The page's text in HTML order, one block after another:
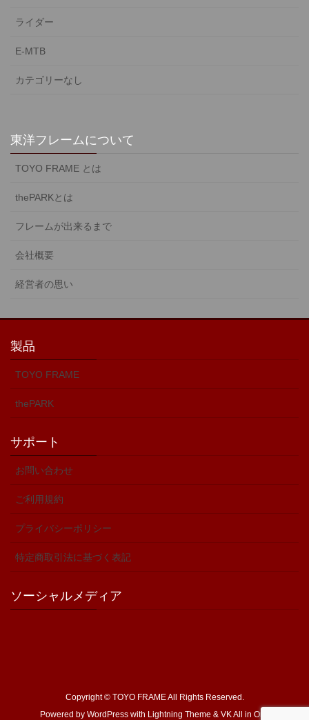
ライダー
E-MTB
カテゴリーなし
東洋フレームについて
TOYO FRAME とは
thePARKとは
フレームが出来るまで
会社概要
経営者の思い
製品
TOYO FRAME
thePARK
サポート
お問い合わせ
ご利用規約
プライバシーポリシー
特定商取引法に基づく表記
ソーシャルメディア
Copyright © TOYO FRAME All Rights Reserved.
Powered by WordPresswith Lightning Theme & VK All in One